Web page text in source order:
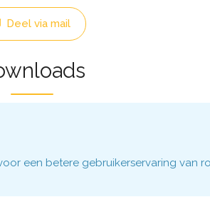
Deel via mail
een betere gebruikerservaring van